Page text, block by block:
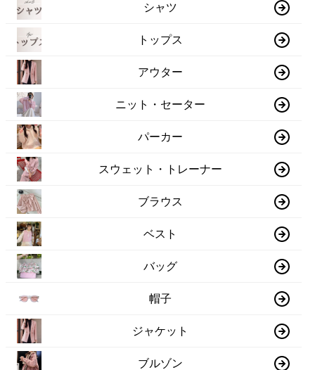
シャツ
トップス
アウター
ニット・セーター
パーカー
スウェット・トレーナー
ブラウス
ベスト
バッグ
帽子
ジャケット
ブルゾン